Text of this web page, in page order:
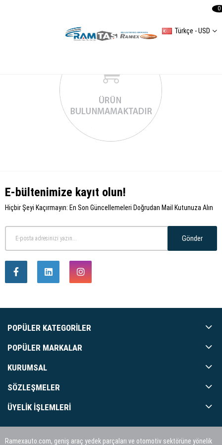
Türkçe - USD
0
E-bültenimize kayıt olun!
Hiçbir Şeyi Kaçırmayın: En Son Güncellemeleri Doğrudan Mail Kutunuza Alın
Gönder
POPÜLER KATEGORILER
POPÜLER MARKALAR
KURUMSAL
SÖZLEŞMELER
ÜYELIK İŞLEMLERI
Ramexauto.com, geniş araç yedek parçaları ve otomotiv sektörüne yönelik